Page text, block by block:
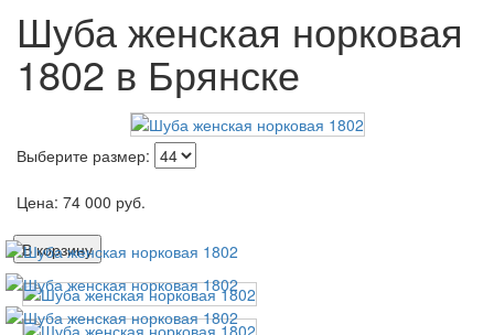
Шуба женская норковая
1802 в Брянске
Выберите размер:
Цена: 74 000 руб.
В корзину